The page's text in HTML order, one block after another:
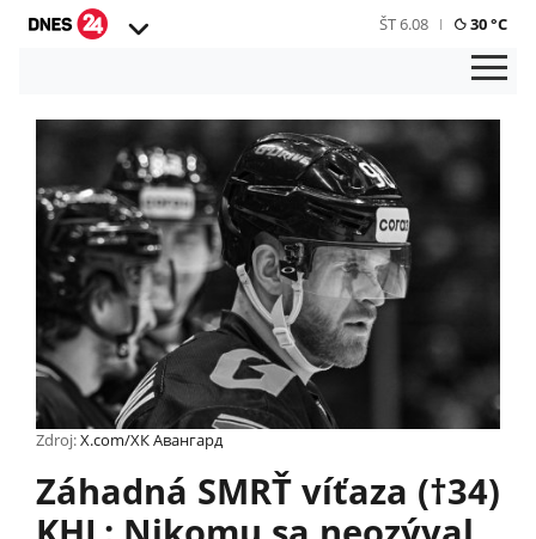
ŠT 6.08 30 °C
Zdroj:X.com/ХК Авангард
Záhadná SMRŤ víťaza (†34)